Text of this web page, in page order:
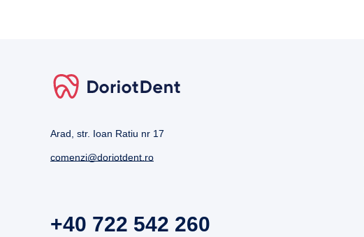
Arad, str. Ioan Ratiu nr 17
comenzi@doriotdent.ro
+40 722 542 260